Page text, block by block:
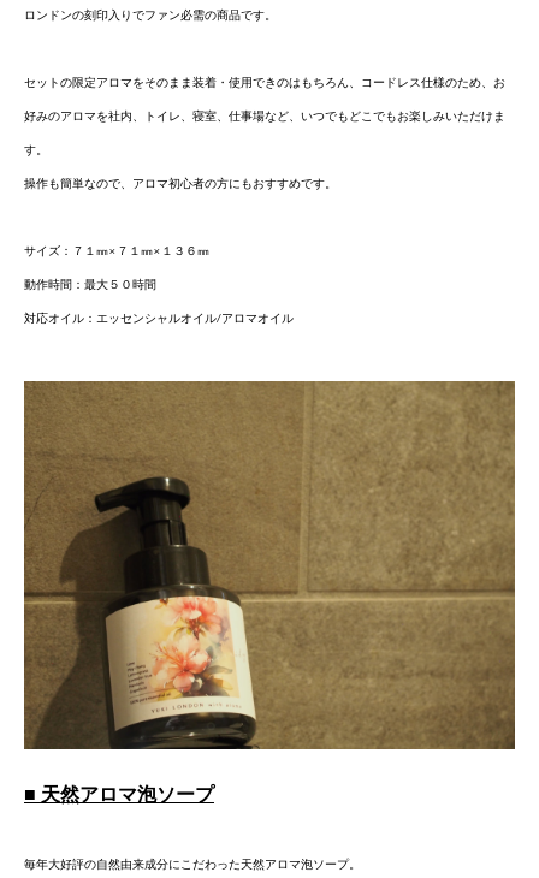
ロンドンの刻印入りでファン必需の商品です。
セットの限定アロマをそのまま装着・使用できのはもちろん、コードレス仕様のため、お
好みのアロマを社内、トイレ、寝室、仕事場など、いつでもどこでもお楽しみいただけま
す。
操作も簡単なので、アロマ初心者の方にもおすすめです。
サイズ：７１㎜×７１㎜×１３６㎜
動作時間：最大５０時間
​対応オイル：エッセンシャルオイル/アロマオイル
■ 天然アロマ泡ソープ
毎年大好評の自然由来成分にこだわった天然アロマ泡ソープ。